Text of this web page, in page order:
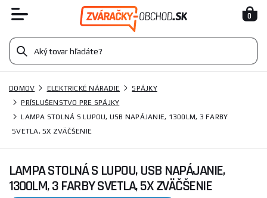
0
DOMOV ELEKTRICKÉ NÁRADIE
SPÁJKY
PRÍSLUŠENSTVO PRE SPÁJKY
LAMPA STOLNÁ S LUPOU, USB NAPÁJANIE, 1300LM, 3 FARBY
SVETLA, 5X ZVÄČŠENIE
LAMPA STOLNÁ S LUPOU, USB NAPÁJANIE,
1300LM, 3 FARBY SVETLA, 5X ZVÄČŠENIE